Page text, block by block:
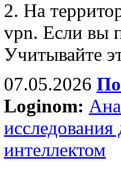
2. На
vpn. Если вы
Учитывайте
07.05.2026
Loginom:
интеллектом